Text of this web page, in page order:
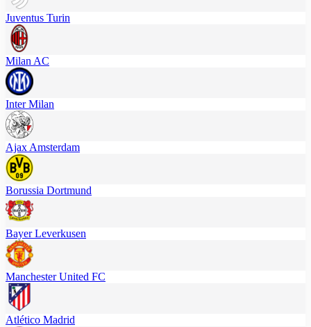
Juventus Turin
Milan AC
Inter Milan
Ajax Amsterdam
Borussia Dortmund
Bayer Leverkusen
Manchester United FC
Atlético Madrid